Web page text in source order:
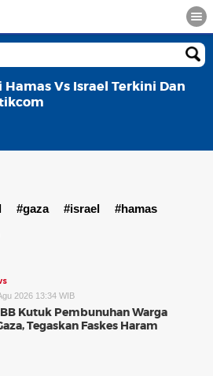
Vs Israel Terkini Dan
#gaza #israel
#hamas
2026 13:34 WIB
Kutuk Pembunuhan Warga
Tegaskan Faskes Haram